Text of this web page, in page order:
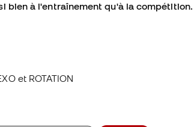
bien à l'entraînement qu'à la compétition.
et ROTATION